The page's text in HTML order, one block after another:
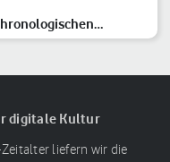
digitale Kultur
liefern wir die